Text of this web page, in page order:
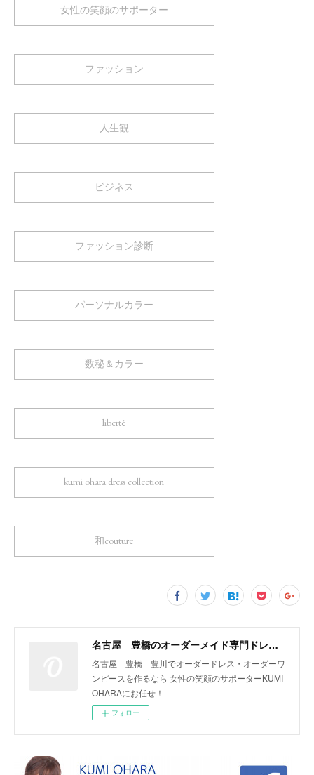
女性の笑顔のサポーター
ファッション
人生観
ビジネス
ファッション診断
パーソナルカラー
数秘＆カラー
liberté
kumi ohara dress collection
和couture
名古屋 豊橋のオーダーメイド専門ドレスデザイナー KUMI OHARA
名古屋 豊橋 豊川でオーダードレス・オーダーワ
ンピースを作るなら 女性の笑顔のサポーターKUMI
OHARAにお任せ！
フォロー